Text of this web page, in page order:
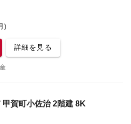
)
詳細を見る
甲賀町小佐治 2階建 8K